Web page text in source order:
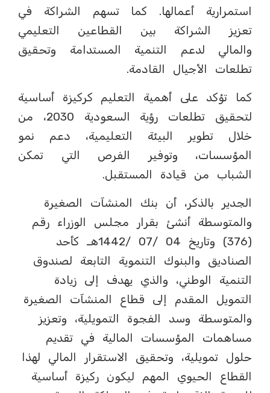
استمرارية أعمالها. كما تسهم الشراكة في
تعزيز الشراكة بين القطاعين التعليمي
والمالي لدعم التنمية المستدامة وتحقيق
تطلعات الأجيال القادمة.
كما تؤكد على أهمية التعليم كركيزة أساسية
لتحقيق تطلعات رؤية السعودية 2030، من
خلال تطوير البيئة التعليمية، دعم نمو
المؤسسات، وتوفير الفرص التي تمكن
الشباب من قيادة المستقبل.
الجدير بالذكر، أن بنك المنشآت الصغيرة
والمتوسطة أنشئ بقرار مجلس الوزراء رقم
(376) وتاريخ 04 /07 /1442هـ كأحد
الصناديق والبنوك التنموية التابعة لصندوق
التنمية الوطني، والذي يهدف إلى زيادة
التمويل المقدم إلى قطاع المنشآت الصغيرة
والمتوسطة وسد الفجوة التمويلية، وتعزيز
مساهمات المؤسسات المالية في تقديم
حلول تمويلية، وتحقيق الاستقرار المالي لهذا
القطاع الحيوي المهم ليكون ركيزة أساسية